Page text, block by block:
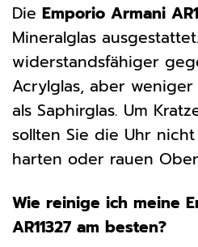
Die Emporio Armani
Mineralglas
widerstandsfähiger
Acrylglas, aber
als Saphirglas. Um
sollten Sie die Uhr
harten oder rauen
Wie reinige ich meine
AR11327 am besten?